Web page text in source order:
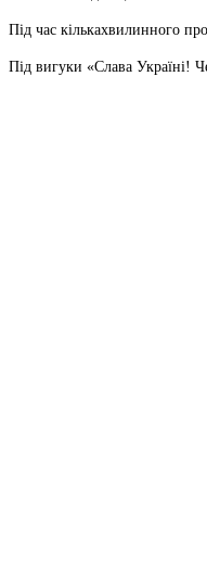
Під час кількахвилинного
Під вигуки «Слава Україні!